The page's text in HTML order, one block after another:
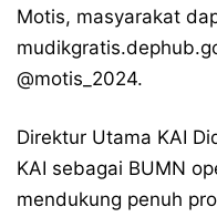
Motis, masyarakat
@motis_2024.
Direktur Utama KAI
KAI sebagai BUMN
mendukung penuh